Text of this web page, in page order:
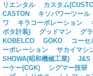
リエンタル
カスタム
CASTON
キソパワーツール
ワ
キラコーポレーション
ボタ計装)
グッドマン グ
KOBELCO
GOKO コーセ
ーポレーション
サカイマシ
SHOWA(昭和機械工業)
J&S
ーケー(CGK)
シグマー技研